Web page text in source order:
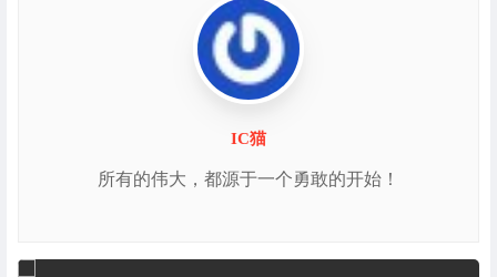
IC猫
所有的伟大，都源于一个勇敢的开始！